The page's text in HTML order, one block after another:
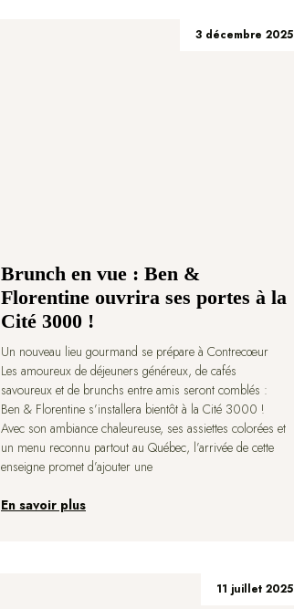
Brunch en vue : Ben &
Florentine ouvrira ses portes à la
Cité 3000 !
3 décembre 2025
Un nouveau lieu gourmand se prépare à Contrecœur
Les amoureux de déjeuners généreux, de cafés
savoureux et de brunchs entre amis seront comblés :
Ben & Florentine s’installera bientôt à la Cité 3000 !
Avec son ambiance chaleureuse, ses assiettes colorées et
un menu reconnu partout au Québec, l’arrivée de cette
enseigne promet d’ajouter une
En savoir plus
11 juillet 2025